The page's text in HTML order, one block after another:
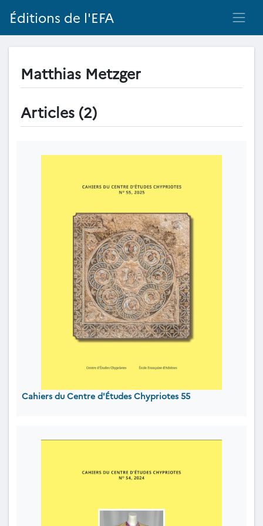
Éditions de l'EFA
Matthias Metzger
Articles (2)
Cahiers du Centre d'Études Chypriotes 55